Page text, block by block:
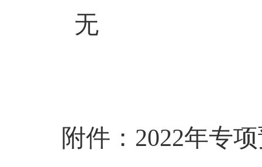
无
附件： 2022年专